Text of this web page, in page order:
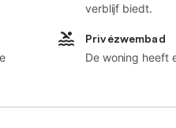
verblijf biedt.
Privézwembad
De woning heeft